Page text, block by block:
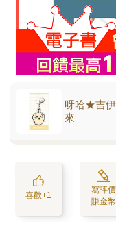
呀哈★吉伊
來
喜歡+1
寫評價
賺金幣